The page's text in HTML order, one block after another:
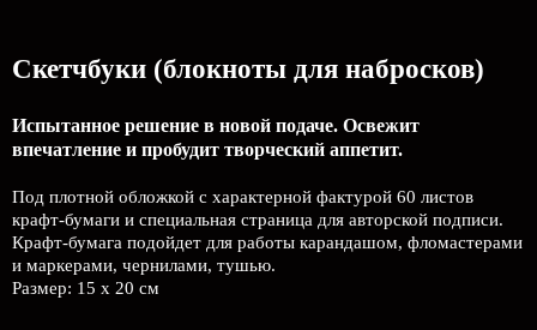
Скетчбуки (блокноты для набросков)
Испытанное решение в новой подаче. Освежит
впечатление и пробудит творческий аппетит.
Под плотной обложкой с характерной фактурой 60 листов
крафт-бумаги и специальная страница для авторской подписи.
Крафт-бумага подойдет для работы карандашом, фломастерами
и маркерами, чернилами, тушью.
Размер: 15 х 20 см